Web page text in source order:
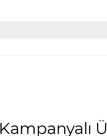
Kampanyalı